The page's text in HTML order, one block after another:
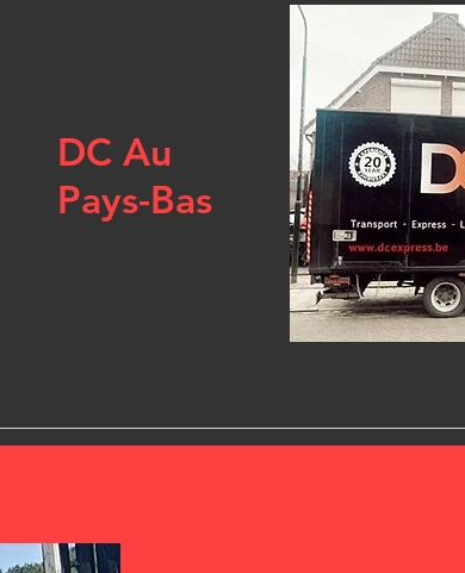
DC Au
Pays-Bas